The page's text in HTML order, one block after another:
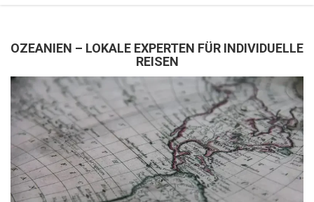
OZEANIEN – LOKALE EXPERTEN FÜR INDIVIDUELLE
REISEN